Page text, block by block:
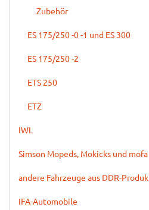
Zubehör
ES 175/250 -0 -1 und ES 300
ES 175/250 -2
ETS 250
ETZ
IWL
Simson Mopeds, Mokicks und mofa
andere Fahrzeuge aus DDR-
IFA-Automobile